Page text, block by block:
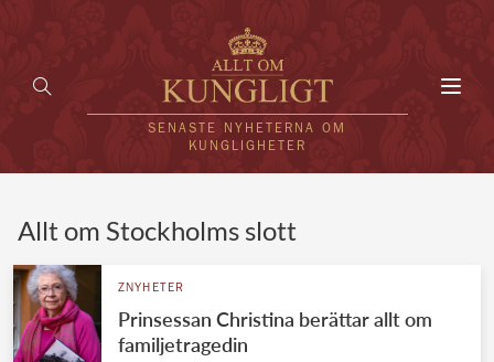
SENASTE NYHETERNA OM
KUNGLIGHETER
UTLÄNDSKT
Allt om Stockholms slott
ZNYHETER
Prinsessan Christina berättar allt om
familjetragedin